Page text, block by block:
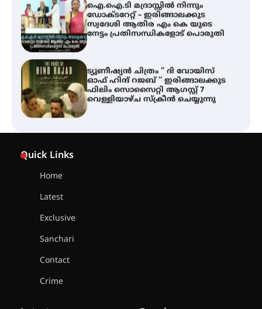
ഐ.ഐ.ടി മദ്രാസ്സിൽ നിന്നും
ഡോക്ടറേറ്റ് – ഇരിങ്ങാലക്കുട
സ്വദേശി ആതിര എം കെ യുടെ
നേട്ടം പ്രതിസന്ധികളോട് പൊരുതി
ട്യുണീഷ്യൻ ചിത്രം ” ദി വോയിസ്
ഓഫ് ഹിന്ദ് റജബ് ” ഇരിങ്ങാലക്കുട
ഫിലിം സൊസൈറ്റി ആഗസ്റ്റ് 7
വെള്ളിയാഴ്ച സ്‌ക്രീൻ ചെയ്യുന്നു
Quick Links
Home
Latest
Exclusive
Sanchari
Contact
Crime